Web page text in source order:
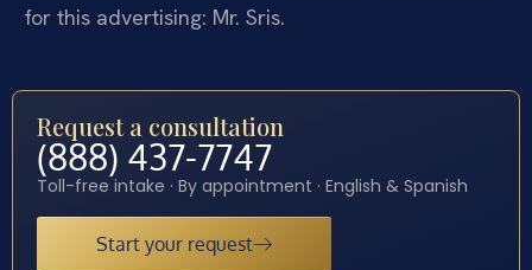
for this advertising: Mr. Sris.
Request a consultation
(888) 437-7747
Toll-free intake · By appointment · English & Spanish
Start your request